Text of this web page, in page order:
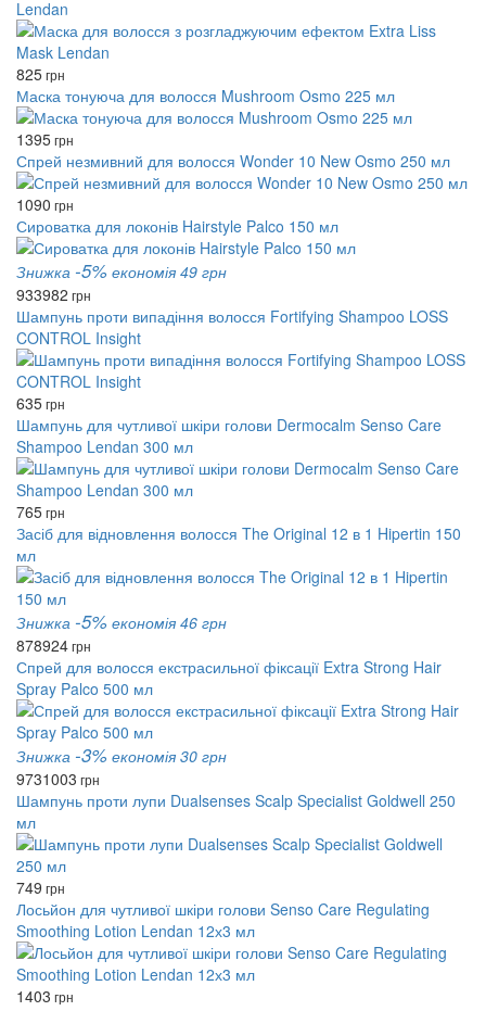
Lendan
825грн
Маска тонуюча для волосся Mushroom Osmo 225 мл
1395грн
Спрей незмивний для волосся Wonder 10 New Osmo 250 мл
1090 грн
Сироватка для локонів Hairstyle Palco 150 мл
Знижка -5% економія 49 грн
933982 грн
Шампунь проти випадіння волосся Fortifying Shampoo LOSS
CONTROL Insight
635грн
Шампунь для чутливої ​​шкіри голови Dermocalm Senso Care
Shampoo Lendan 300 мл
765грн
Засіб для відновлення волосся The Original 12 в 1 Hipertin 150
мл
Знижка -5% економія 46 грн
878924грн
Спрей для волосся екстрасильної фіксації Extra Strong Hair
Spray Palco 500 мл
Знижка -3% економія 30 грн
9731003 грн
Шампунь проти лупи Dualsenses Scalp Specialist Goldwell 250
мл
749 грн
Лосьйон для чутливої ​​шкіри голови Senso Care Regulating
Smoothing Lotion Lendan 12х3 мл
1403 грн